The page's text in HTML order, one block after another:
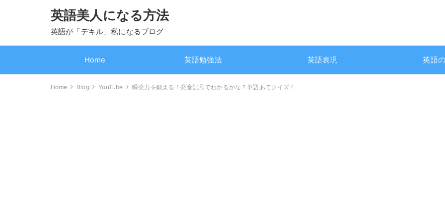
英語美人になる方法
英語が「デキル」私になるブログ
Home 英語勉強法 英語表現 英語
Home Blog YouTube 瞬発力を鍛える！発音記号でわかるかな？単語あてクイズ！